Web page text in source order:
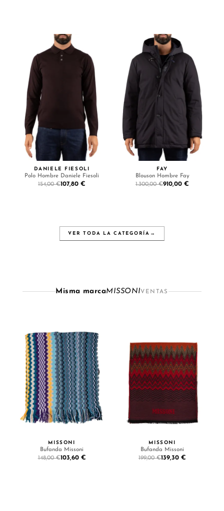
DANIELE FIESOLI
Polo Hombre Daniele Fiesoli
154,00 €107,80 €
FAY
Blouson Hombre Fay
1.300,00 €910,00 €
VER TODA LA CATEGORÍA →
Misma marcaMISSONIVENTAS
MISSONI
Bufanda Missoni
148,00 €103,60 €
MISSONI
Bufanda Missoni
199,00 €139,30 €